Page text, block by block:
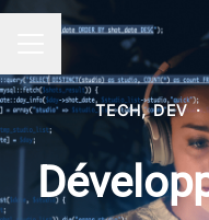
MENU CARRIÈRE
TECH, DEV ·